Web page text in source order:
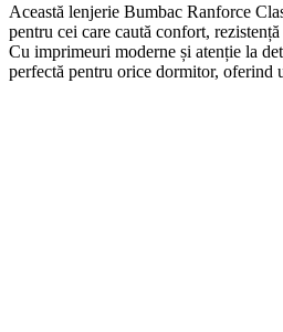
Această lenjerie Bumbac Ranforce
pentru cei care caută confort,
Cu imprimeuri moderne și atenție la
perfectă pentru orice dormitor, oferind